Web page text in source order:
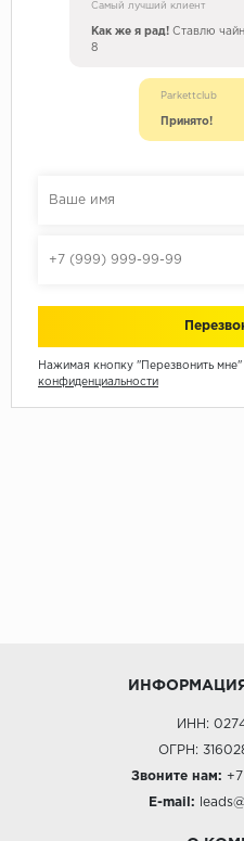
Самый лучший клиент
Как же я рад! Ставлю
8
Parkettclub
Принято!
Нажимая кнопку "Перезвонить мне"
конфиденциальности
ИНН:
ОГРН:
Звоните нам:
E-mail: